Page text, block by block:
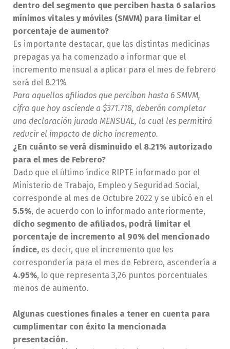
dentro del segmento que perciben hasta 6 salarios
mínimos vitales y móviles (SMVM) para limitar el
porcentaje de aumento?
Es importante destacar, que las distintas medicinas
prepagas ya ha comenzado a informar que el
incremento mensual a aplicar para el mes de febrero
será del 8.21%
Para aquellos afiliados que perciban hasta 6 SMVM,
cifra que hoy asciende a $371.718, deberán completar
una declaración jurada MENSUAL, la cual les permitirá
reducir el impacto de dicho incremento.
¿En cuánto se verá disminuido el 8.21% autorizado
para el mes de Febrero?
Dado que el último índice RIPTE informado por el
Ministerio de Trabajo, Empleo y Seguridad Social,
corresponde al mes de Octubre 2022 y se ubicó en el
5.5%, de acuerdo con lo informado anteriormente,
dicho segmento de afiliados, podrá limitar el
porcentaje de incremento al 90% del mencionado
índice, es decir, que el incremento que les
correspondería para el mes de Febrero, ascendería a
4.95%, lo que representa 3,26 puntos porcentuales
menos de aumento.
Algunas cuestiones finales a tener en cuenta para
cumplimentar con éxito la mencionada
presentación.